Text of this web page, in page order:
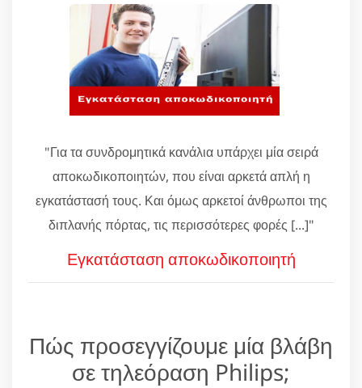
"Για τα συνδρομητικά κανάλια υπάρχει μία σειρά
αποκωδικοποιητών, που είναι αρκετά απλή η
εγκατάστασή τους. Και όμως αρκετοί άνθρωποι της
διπλανής πόρτας, τις περισσότερες φορές [...]"
Εγκατάσταση αποκωδικοποιητή
Πώς προσεγγίζουμε μία βλάβη
σε τηλεόραση Philips;